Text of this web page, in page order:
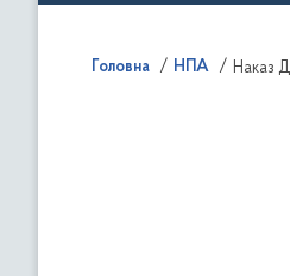
Головна НПА